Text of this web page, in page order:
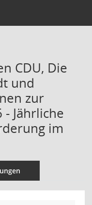
CDU, Die
und
zur
Jährliche
im